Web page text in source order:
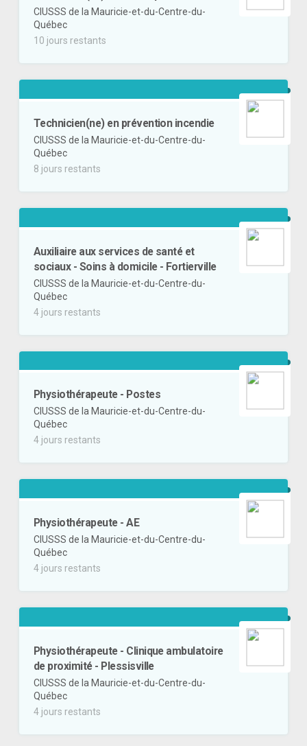
CIUSSS de la Mauricie-et-du-Centre-du-
Québec
10 jours restants
Technicien(ne) en prévention incendie
CIUSSS de la Mauricie-et-du-Centre-du-
Québec
8 jours restants
Auxiliaire aux services de santé et
sociaux - Soins à domicile - Fortierville
CIUSSS de la Mauricie-et-du-Centre-du-
Québec
4 jours restants
Physiothérapeute - Postes
CIUSSS de la Mauricie-et-du-Centre-du-
Québec
4 jours restants
Physiothérapeute - AE
CIUSSS de la Mauricie-et-du-Centre-du-
Québec
4 jours restants
Physiothérapeute - Clinique ambulatoire
de proximité - Plessisville
CIUSSS de la Mauricie-et-du-Centre-du-
Québec
4 jours restants